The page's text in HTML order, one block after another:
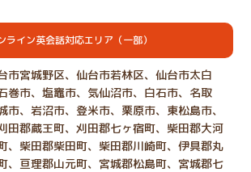
ライン英会話対応エリア（一部）
市宮城野区、仙台市若林区、仙台市太白
巻市、塩竈市、気仙沼市、白石市、名取
市、岩沼市、登米市、栗原市、東松島市、
田郡蔵王町、刈田郡七ヶ宿町、柴田郡大河
、柴田郡柴田町、柴田郡川崎町、伊具郡丸
、亘理郡山元町、宮城郡松島町、宮城郡七